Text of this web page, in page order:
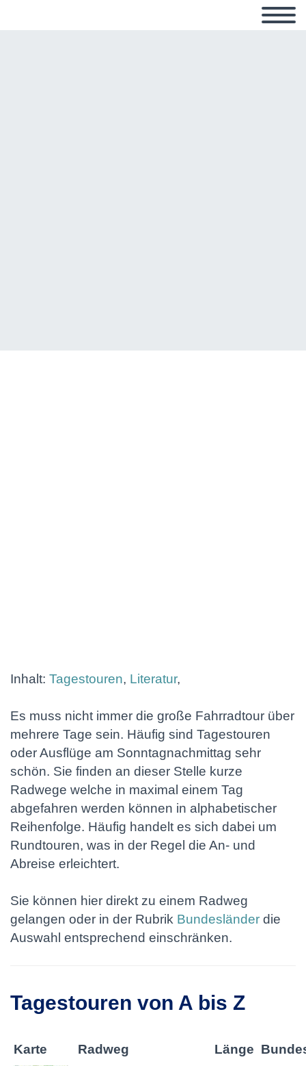
Inhalt: Tagestouren, Literatur,
Es muss nicht immer die große Fahrradtour über
mehrere Tage sein. Häufig sind Tagestouren
oder Ausflüge am Sonntagnachmittag sehr
schön. Sie finden an dieser Stelle kurze
Radwege welche in maximal einem Tag
abgefahren werden können in alphabetischer
Reihenfolge. Häufig handelt es sich dabei um
Rundtouren, was in der Regel die An- und
Abreise erleichtert.
Sie können hier direkt zu einem Radweg
gelangen oder in der Rubrik Bundesländer die
Auswahl entsprechend einschränken.
Tagestouren von A bis Z
Karte Radweg Länge